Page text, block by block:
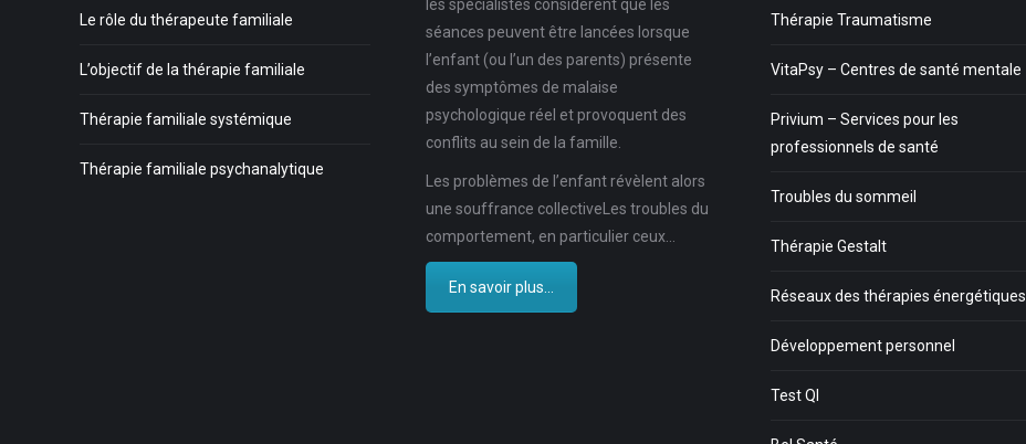
Le rôle du thérapeute familiale
L’objectif de la thérapie familiale
Thérapie familiale systémique
Thérapie familiale psychanalytique
les spécialistes considèrent que les
séances peuvent être lancées lorsque
l’enfant (ou l’un des parents) présente
des symptômes de malaise
psychologique réel et provoquent des
conflits au sein de la famille.
Les problèmes de l’enfant révèlent alors
une souffrance collectiveLes troubles du
comportement, en particulier ceux…
En savoir plus...
Thérapie Traumatisme
VitaPsy – Centres de santé mentale
Privium – Services pour les
professionnels de santé
Troubles du sommeil
Thérapie Gestalt
Réseaux des thérapies énergétiques
Développement personnel
Test QI